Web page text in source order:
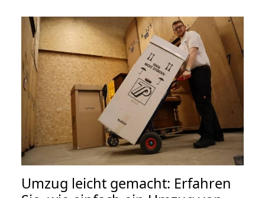
Umzug leicht gemacht: Erfahren